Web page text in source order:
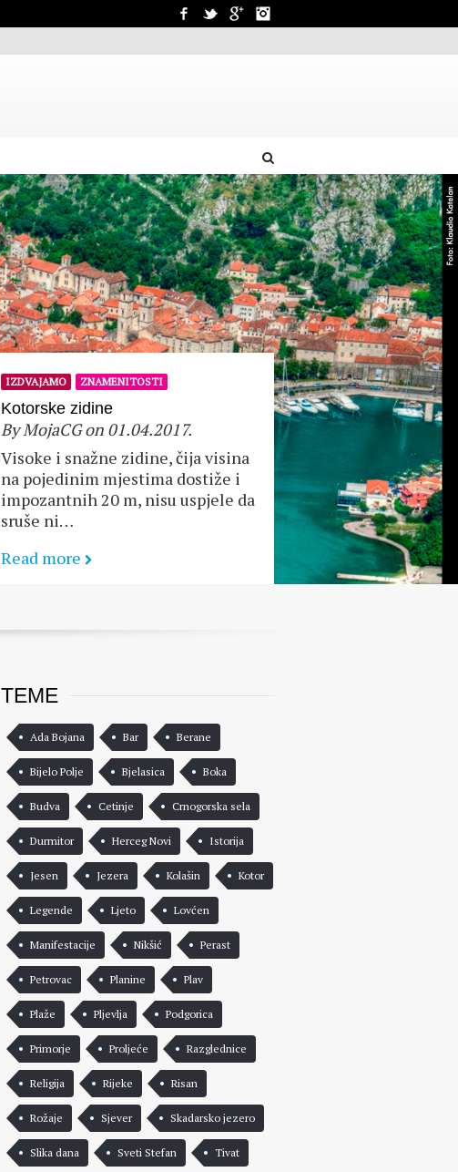
Facebook
TwitterGoogle+
IZDVAJAMO ZNAMENITOSTI
Kotorske zidine
By MojaCG on 01.04.2017.
Visoke i snažne zidine, čija visina
na pojedinim mjestima dostiže i
impozantnih 20 m, nisu uspjele da
sruše ni…
Read more
TEME
Ada Bojana Bar Berane
Bijelo Polje Bjelasica Boka
Budva Cetinje Crnogorska sela
Durmitor Herceg Novi Istorija
Jesen Jezera Kolašin Kotor
Legende Ljeto Lovćen
Manifestacije Nikšić Perast
Petrovac Planine Plav
Plaže Pljevlja Podgorica
Primorje Proljeće Razglednice
Religija Rijeke Risan
Rožaje Sjever Skadarsko jezero
Slika dana Sveti Stefan Tivat